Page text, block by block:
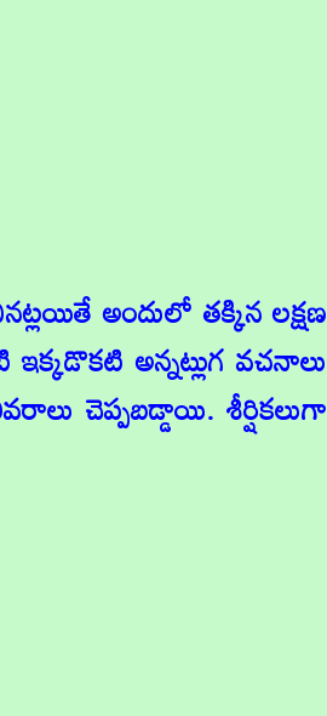
అందులో తక్కిన లక్షణ
అన్నట్లుగ వచనాలు
చెప్పబడ్డాయి. శీర్షికలుగా